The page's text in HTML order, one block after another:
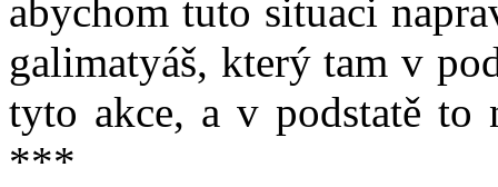
abychom tuto situaci
galimatyáš, který tam v
tyto akce, a v podstatě to
***